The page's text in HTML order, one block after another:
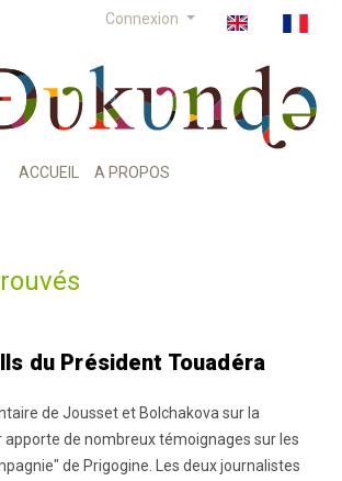
Connexion
ACCUEIL A PROPOS
du Président Touadéra
de Jousset et Bolchakova sur la
apporte de nombreux témoignages sur les
de Prigogine. Les deux journalistes